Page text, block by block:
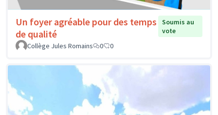
Un foyer agréable pour des temps
de qualité
Soumis au
vote
Collège Jules Romains
0 0